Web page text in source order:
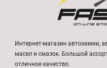
Интернет-магазин автохимии,
масел и смазок. Большой
отличное качество.